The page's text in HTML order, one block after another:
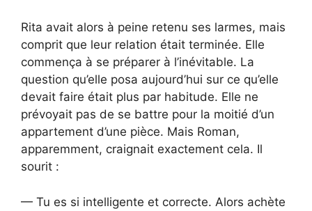
Rita avait alors à peine retenu ses larmes, mais
comprit que leur relation était terminée. Elle
commença à se préparer à l’inévitable. La
question qu’elle posa aujourd’hui sur ce qu’elle
devait faire était plus par habitude. Elle ne
prévoyait pas de se battre pour la moitié d’un
appartement d’une pièce. Mais Roman,
apparemment, craignait exactement cela. Il
sourit :
— Tu es si intelligente et correcte. Alors achète